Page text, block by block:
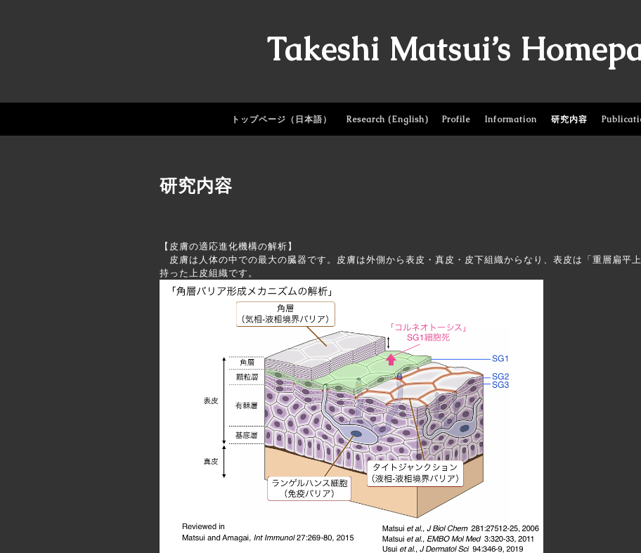
Takeshi Matsui’s
トップページ（日本語） Research (English) Profile Information 研究内容
研究内容
【皮膚の適応進化機構の解析】
皮膚は人体の中での最大の臓器です。皮膚は外側から表皮・真皮・皮下組織からなり、表皮は「重層扁平
持った上皮組織です。